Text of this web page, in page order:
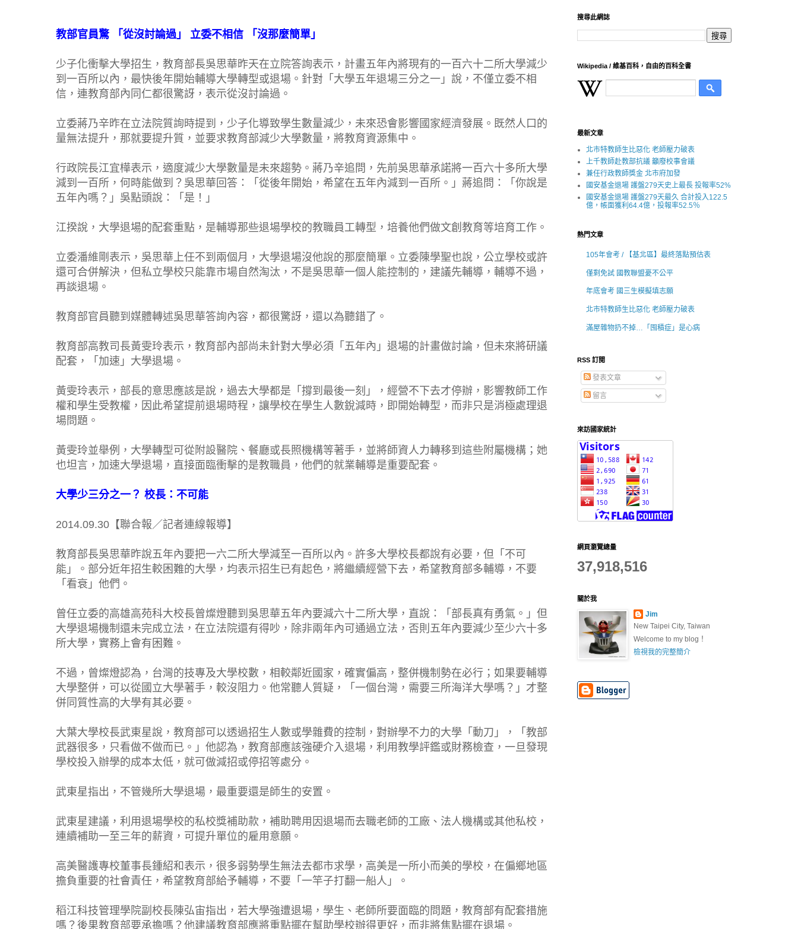
教部官員驚 「從沒討論過」 立委不相信 「沒那麼簡單」
少子化衝擊大學招生，教育部長吳思華昨天在立院答詢表示，計畫五年內將現有的一百六十二所大學減少
到一百所以內，最快後年開始輔導大學轉型或退場。針對「大學五年退場三分之一」說，不僅立委不相
信，連教育部內同仁都很驚訝，表示從沒討論過。
立委蔣乃辛昨在立法院質詢時提到，少子化導致學生數量減少，未來恐會影響國家經濟發展。既然人口的
量無法提升，那就要提升質，並要求教育部減少大學數量，將教育資源集中。
行政院長江宜樺表示，適度減少大學數量是未來趨勢。蔣乃辛追問，先前吳思華承諾將一百六十多所大學
減到一百所，何時能做到？吳思華回答：「從後年開始，希望在五年內減到一百所。」蔣追問：「你說是
五年內嗎？」吳點頭說：「是！」
江揆說，大學退場的配套重點，是輔導那些退場學校的教職員工轉型，培養他們做文創教育等培育工作。
立委潘維剛表示，吳思華上任不到兩個月，大學退場沒他說的那麼簡單。立委陳學聖也說，公立學校或許
還可合併解決，但私立學校只能靠市場自然淘汰，不是吳思華一個人能控制的，建議先輔導，輔導不過，
再談退場。
教育部官員聽到媒體轉述吳思華答詢內容，都很驚訝，還以為聽錯了。
教育部高教司長黃雯玲表示，教育部內部尚未針對大學必須「五年內」退場的計畫做討論，但未來將研議
配套，「加速」大學退場。
黃雯玲表示，部長的意思應該是說，過去大學都是「撐到最後一刻」，經營不下去才停辦，影響教師工作
權和學生受教權，因此希望提前退場時程，讓學校在學生人數銳減時，即開始轉型，而非只是消極處理退
場問題。
黃雯玲並舉例，大學轉型可從附設醫院、餐廳或長照機構等著手，並將師資人力轉移到這些附屬機構；她
也坦言，加速大學退場，直接面臨衝擊的是教職員，他們的就業輔導是重要配套。
大學少三分之一？ 校長：不可能
2014.09.30【聯合報／記者連線報導】
教育部長吳思華昨說五年內要把一六二所大學減至一百所以內。許多大學校長都說有必要，但「不可
能」。部分近年招生較困難的大學，均表示招生已有起色，將繼續經營下去，希望教育部多輔導，不要
「看衰」他們。
曾任立委的高雄高苑科大校長曾燦燈聽到吳思華五年內要減六十二所大學，直說：「部長真有勇氣。」但
大學退場機制還未完成立法，在立法院還有得吵，除非兩年內可通過立法，否則五年內要減少至少六十多
所大學，實務上會有困難。
不過，曾燦燈認為，台灣的技專及大學校數，相較鄰近國家，確實偏高，整併機制勢在必行；如果要輔導
大學整併，可以從國立大學著手，較沒阻力。他常聽人質疑，「一個台灣，需要三所海洋大學嗎？」才整
併同質性高的大學有其必要。
大葉大學校長武東星說，教育部可以透過招生人數或學雜費的控制，對辦學不力的大學「動刀」，「教部
武器很多，只看做不做而已。」他認為，教育部應該強硬介入退場，利用教學評鑑或財務檢查，一旦發現
學校投入辦學的成本太低，就可做減招或停招等處分。
武東星指出，不管幾所大學退場，最重要還是師生的安置。
武東星建議，利用退場學校的私校獎補助款，補助聘用因退場而去職老師的工廠、法人機構或其他私校，
連續補助一至三年的薪資，可提升單位的雇用意願。
高美醫護專校董事長鍾紹和表示，很多弱勢學生無法去都市求學，高美是一所小而美的學校，在偏鄉地區
擔負重要的社會責任，希望教育部給予輔導，不要「一竿子打翻一船人」。
稻江科技管理學院副校長陳弘宙指出，若大學強遭退場，學生、老師所要面臨的問題，教育部有配套措施
嗎？後果教育部要承擔嗎？他建議教育部應將重點擺在幫助學校辦得更好，而非將焦點擺在退場。
搜尋此網誌
Wikipedia / 維基百科，自由的百科全書
最新文章
北市特教師生比惡化 老師壓力破表
上千教師赴教部抗議 籲廢校事會議
兼任行政教師獎金 北市府加發
國安基金退場 護盤279天史上最長 投報率52%
國安基金退場 護盤279天最久 合計投入122.5
億，帳面獲利64.4億，投報率52.5％
熱門文章
105年會考 / 【基北區】最終落點預估表
僅剩免試 國教聯盟憂不公平
年底會考 國三生模擬填志願
北市特教師生比惡化 老師壓力破表
滿屋雜物扔不掉…「囤積症」是心病
RSS 訂閱
發表文章
留言
來訪國家統計
網頁瀏覽總量
37,918,516
關於我
Jim
New Taipei City, Taiwan
Welcome to my blog！
檢視我的完整簡介